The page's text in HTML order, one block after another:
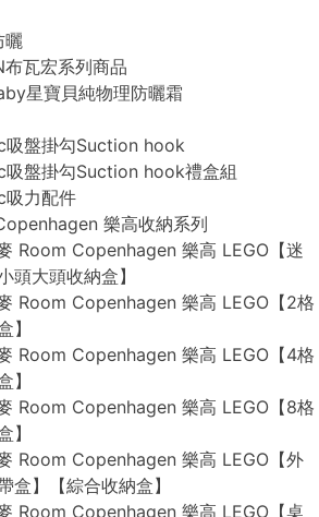
曬
布瓦宏系列商品
星寶貝純物理防曬霜
吸盤掛勾Suction hook
吸盤掛勾Suction hook禮盒組
吸力配件
樂高收納系列
Room Copenhagen 樂高 LEGO【迷
頭大頭收納盒】
Room Copenhagen 樂高 LEGO【2格
】
Room Copenhagen 樂高 LEGO【4格
】
Room Copenhagen 樂高 LEGO【8格
】
Room Copenhagen 樂高 LEGO【外
盒】【綜合收納盒】
Room Copenhagen 樂高 LEGO【桌